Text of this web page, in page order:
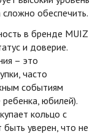
сложно обеспечить.
в бренде MUIZ
и доверие.
– это
часто
событиям
юбилей).
кольцо с
уверен, что не